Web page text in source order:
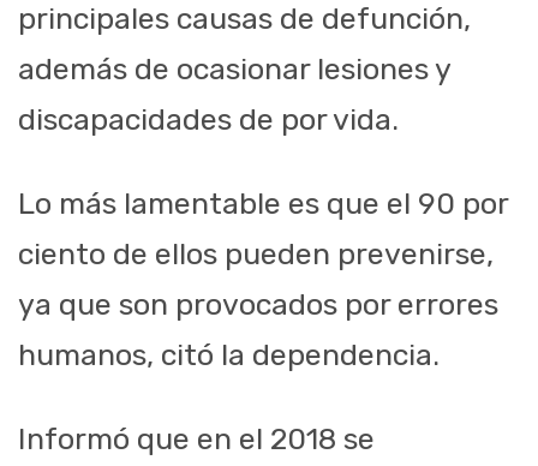
principales causas de defunción,
además de ocasionar lesiones y
discapacidades de por vida.
Lo más lamentable es que el 90 por
ciento de ellos pueden prevenirse,
ya que son provocados por errores
humanos, citó la dependencia.
Informó que en el 2018 se